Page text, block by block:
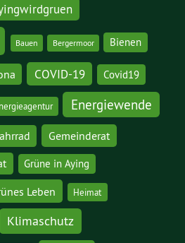
Bauen Bergermoor Bienen
COVID-19 Covid19
Energiewende
Gemeinderat
Grüne in Aying
Leben Heimat
Klimaschutz